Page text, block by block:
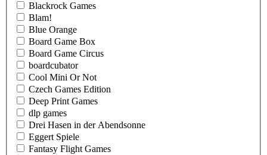
Blackrock Games
Blam!
Blue Orange
Board Game Box
Board Game Circus
boardcubator
Cool Mini Or Not
Czech Games Edition
Deep Print Games
dlp games
Drei Hasen in der Abendsonne
Eggert Spiele
Fantasy Flight Games